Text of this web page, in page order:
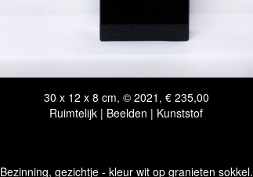
30 x 12 x 8 cm, © 2021, € 235,00
Ruimtelijk | Beelden | Kunststof
Bezinning, gezichtje - kleur wit op granieten sokkel.